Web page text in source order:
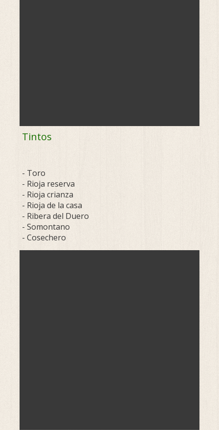
Tintos
- Toro
- Rioja reserva
- Rioja crianza
- Rioja de la casa
- Ribera del Duero
- Somontano
- Cosechero